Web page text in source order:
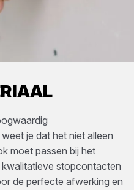
je dat het niet alleen
moet passen bij het
stopcontacten
de perfecte afwerking en